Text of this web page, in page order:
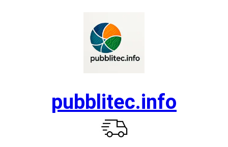
pubblitec.info